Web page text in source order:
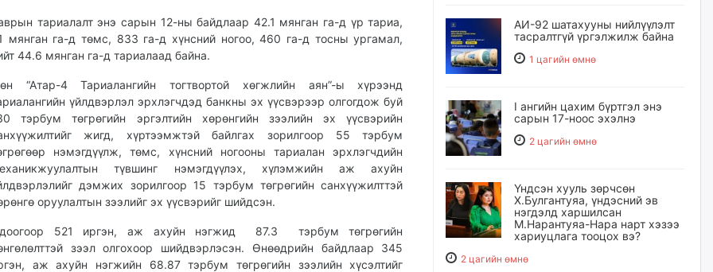
тариалалт энэ сарын 12-ны байдлаар 42.1 мянган га-д үр тариа,
мянган га-д төмс, 833 га-д хүнсний ногоо, 460 га-д тосны ургамал,
44.6 мянган га-д тариалаад байна.
“Атар-4 Тариалангийн тогтвортой хөгжлийн аян”-ы хүрээнд
үйлдвэрлэл эрхлэгчдэд банкны эх үүсвэрээр олгогдож буй
тэрбум төгрөгийн эргэлтийн хөрөнгийн зээлийн эх үүсвэрийн
жигд, хүртээмжтэй байлгах зорилгоор 55 тэрбум
нэмэгдүүлж, төмс, хүнсний ногооны тариалан эрхлэгчдийн
түвшинг нэмэгдүүлэх, хүлэмжийн аж ахуйн
дэмжих зорилгоор 15 тэрбум төгрөгийн санхүүжилттэй
оруулалтын зээлийг эх үүсвэрийг шийдсэн.
521 иргэн, аж ахуйн нэгжид 87.3 тэрбум төгрөгийн
зээл олгохоор шийдвэрлэсэн. Өнөөдрийн байдлаар 345
аж ахуйн нэгжийн 68.87 тэрбум төгрөгийн зээлийн хүсэлтийг
АИ-92 шатахууны нийлүүлэлт
тасралтгүй үргэлжилж байна
1 цагийн өмнө
I ангийн цахим бүртгэл энэ
сарын 17-ноос эхэлнэ
2 цагийн өмнө
Үндсэн хууль зөрчсөн
Х.Булгантуяа, үндэсний эв
нэгдэлд харшилсан
М.Нарантуяа-Нара нарт хэзээ
хариуцлага тооцох вэ?
2 цагийн өмнө